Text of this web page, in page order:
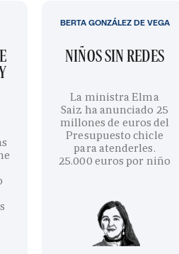
NIÑOS SIN REDES
La ministra Elma
Saiz ha anunciado 25
millones de euros del
Presupuesto chicle
para atenderles.
25.000 euros por niño
BERTA GONZÁLEZ DE VEGA